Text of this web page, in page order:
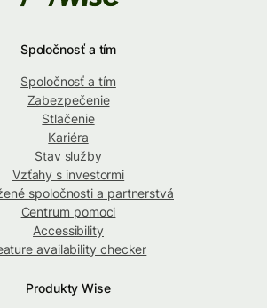
Spoločnosť a tím
Spoločnosť a tím
Zabezpečenie
Stlačenie
Kariéra
Stav služby
Vzťahy s investormi
spoločnosti a partnerstvá
Centrum pomoci
Accessibility
availability checker
Produkty Wise